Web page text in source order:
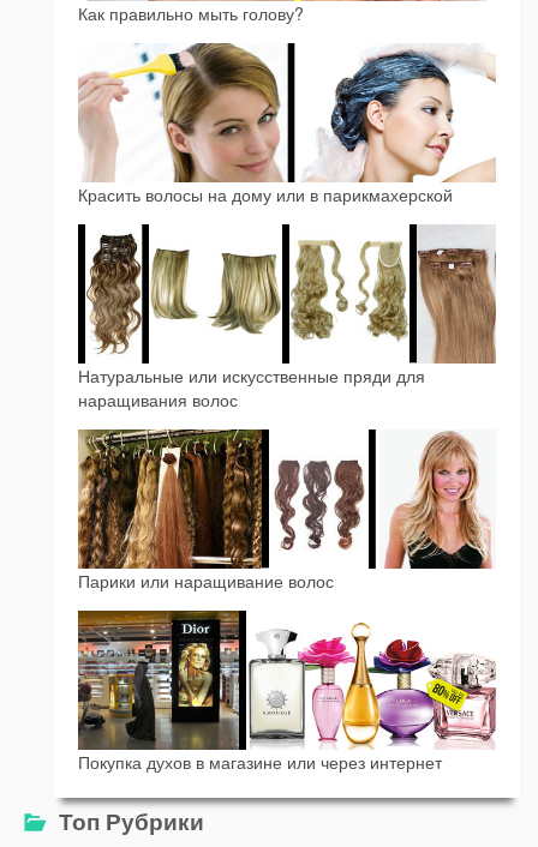
Как правильно мыть голову?
Красить волосы на дому или в парикмахерской
Натуральные или искусственные пряди для
наращивания волос
Парики или наращивание волос
Покупка духов в магазине или через интернет
Топ Рубрики